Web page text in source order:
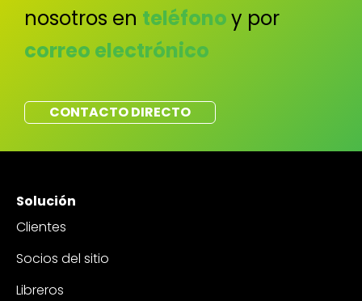
nosotros en teléfonoy por
correo electrónico
CONTACTO DIRECTO
Solución
Clientes
Socios del sitio
Libreros